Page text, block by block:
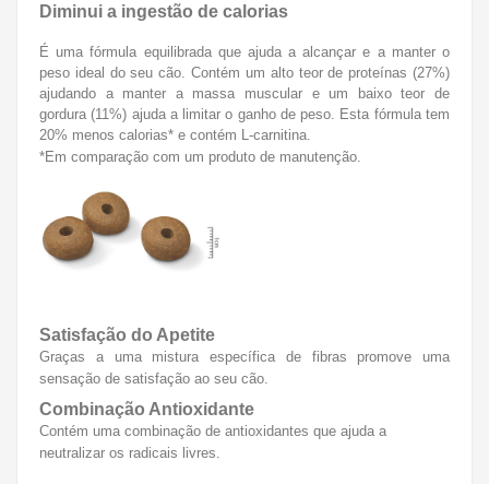
Diminui a ingestão de calorias
É uma fórmula equilibrada que ajuda a alcançar e a manter o
peso ideal do seu cão. Contém um alto teor de proteínas (27%)
ajudando a manter a massa muscular e um baixo teor de
gordura (11%) ajuda a limitar o ganho de peso. Esta fórmula tem
20% menos calorias* e contém L-carnitina.
*Em comparação com um produto de manutenção.
Satisfação do Apetite
Graças a uma mistura específica de fibras promove uma
sensação de satisfação ao seu cão.
Combinação Antioxidante
Contém uma combinação de antioxidantes que ajuda a
neutralizar os radicais livres.